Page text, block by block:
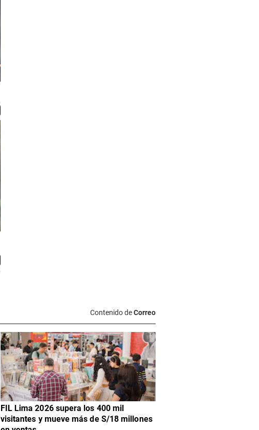
Contenido deCorreo
FIL Lima 2026 supera los 400 mil
visitantes y mueve más de S/18 millones